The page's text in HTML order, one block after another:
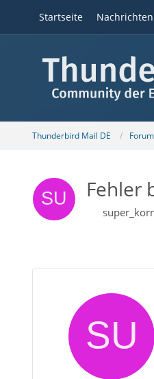
Startseite Nachrichten
Thunderbird Mail DE Forum
Fehler